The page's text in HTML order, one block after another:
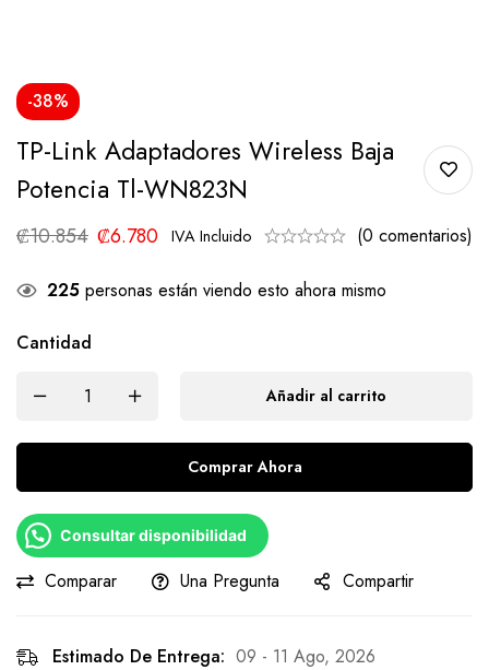
-38%
TP-Link Adaptadores Wireless Baja
Potencia Tl-WN823N
₡10.854 ₡6.780 IVA Incluido (0 comentarios)
225 personas están viendo esto ahora mismo
Cantidad
Añadir al carrito
Comprar Ahora
Consultar disponibilidad
Comparar Una Pregunta Compartir
Estimado De Entrega: 09 - 11 Ago, 2026